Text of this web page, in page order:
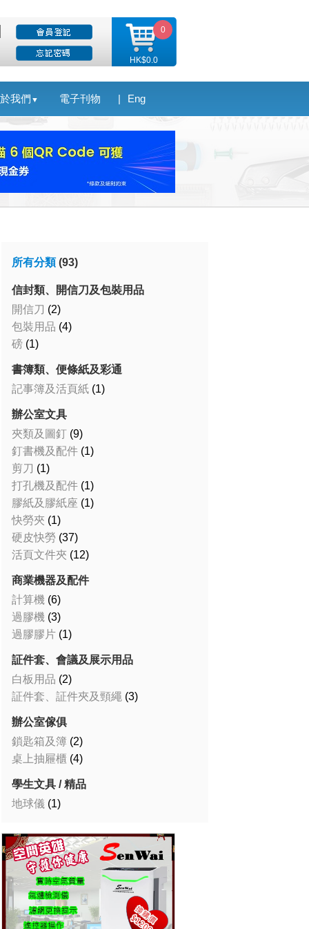
HK$0.0
0
我們 ▼ 電子刊物 Eng
所有分類(93)
信封類、開信刀及包裝用品
開信刀 (2)
包裝用品 (4)
磅 (1)
書簿類、便條紙及彩通
記事簿及活頁紙 (1)
辦公室文具
夾類及圖釘 (9)
釘書機及配件 (1)
剪刀 (1)
打孔機及配件 (1)
膠紙及膠紙座 (1)
快勞夾 (1)
硬皮快勞 (37)
活頁文件夾 (12)
商業機器及配件
計算機 (6)
過膠機 (3)
過膠膠片 (1)
証件套、會議及展示用品
白板用品 (2)
証件套、証件夾及頸繩 (3)
辦公室傢俱
鎖匙箱及簿 (2)
桌上抽屜櫃 (4)
學生文具 / 精品
地球儀 (1)